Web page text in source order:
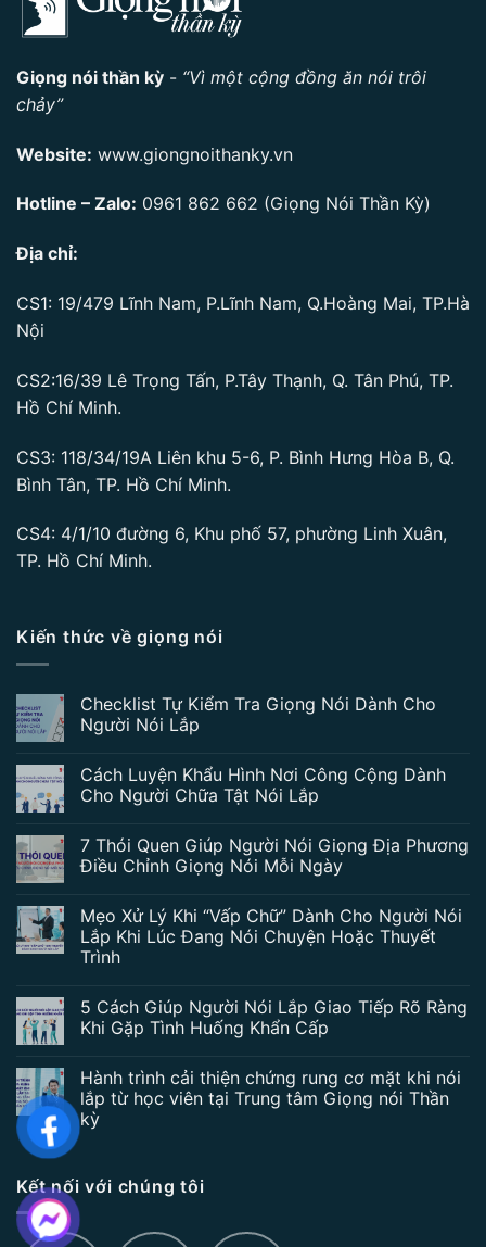
Giọng nói thần kỳ - “Vì một cộng đồng ăn nói trôi
chảy”
Website: www.giongnoithanky.vn
Hotline – Zalo: 0961 862 662 (Giọng Nói Thần Kỳ)
Địa chỉ:
CS1: 19/479 Lĩnh Nam, P.Lĩnh Nam, Q.Hoàng Mai, TP.Hà
Nội
CS2:16/39 Lê Trọng Tấn, P.Tây Thạnh, Q. Tân Phú, TP.
Hồ Chí Minh.
CS3: 118/34/19A Liên khu 5-6, P. Bình Hưng Hòa B, Q.
Bình Tân, TP. Hồ Chí Minh.
CS4: 4/1/10 đường 6, Khu phố 57, phường Linh Xuân,
TP. Hồ Chí Minh.
Kiến thức về giọng nói
Checklist Tự Kiểm Tra Giọng Nói Dành Cho
Người Nói Lắp
Cách Luyện Khẩu Hình Nơi Công Cộng Dành
Cho Người Chữa Tật Nói Lắp
7 Thói Quen Giúp Người Nói Giọng Địa Phương
Điều Chỉnh Giọng Nói Mỗi Ngày
Mẹo Xử Lý Khi “Vấp Chữ” Dành Cho Người Nói
Lắp Khi Lúc Đang Nói Chuyện Hoặc Thuyết
Trình
5 Cách Giúp Người Nói Lắp Giao Tiếp Rõ Ràng
Khi Gặp Tình Huống Khẩn Cấp
Hành trình cải thiện chứng rung cơ mặt khi nói
lắp từ học viên tại Trung tâm Giọng nói Thần
kỳ
Kết nối với chúng tôi